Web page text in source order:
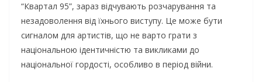
“Квартал 95”, зараз відчувають розчарування та
незадоволення від їхнього виступу. Це може бути
сигналом для артистів, що не варто грати з
національною ідентичністю та викликами до
національної гордості, особливо в період війни.